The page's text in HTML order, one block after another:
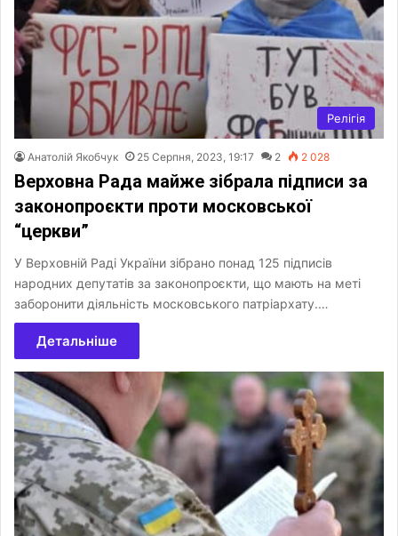
Релігія
Анатолій Якобчук 25 Серпня, 2023, 19:17 2 2 028
Верховна Рада майже зібрала підписи за
законопроєкти проти московської
“церкви”
У Верховній Раді України зібрано понад 125 підписів
народних депутатів за законопроєкти, що мають на меті
заборонити діяльність московського патріархату.…
Детальніше